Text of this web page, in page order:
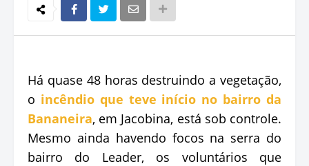
Há quase 48 horas destruindo a vegetação,
o incêndio que teve início no bairro da
Bananeira, em Jacobina, está sob controle.
Mesmo ainda havendo focos na serra do
bairro do Leader, os voluntários que